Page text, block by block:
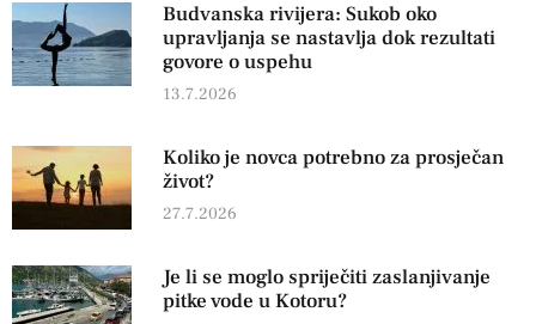
Budvanska rivijera: Sukob oko
upravljanja se nastavlja dok rezultati
govore o uspehu
13.7.2026
Koliko je novca potrebno za prosječan
život?
27.7.2026
Je li se moglo spriječiti zaslanjivanje
pitke vode u Kotoru?